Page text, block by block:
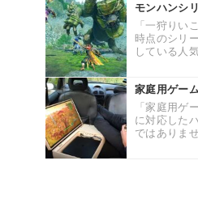
モンハンシ
「一狩りい
時点のシリ
している人
家庭用ゲー
「家庭用ゲ
に対応した
ではありま